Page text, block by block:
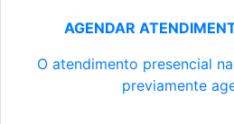
AGENDAR
O atendimento presencial
previamente